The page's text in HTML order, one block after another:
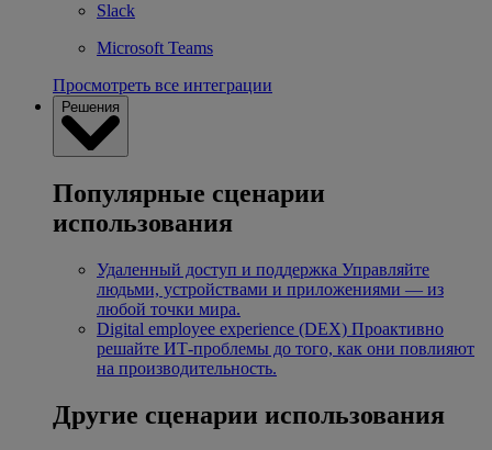
Slack
Microsoft Teams
Просмотреть все интеграции
Решения
Популярные сценарии
использования
Удаленный доступ и поддержка Управляйте
людьми, устройствами и приложениями — из
любой точки мира.
Digital employee experience (DEX) Проактивно
решайте ИТ-проблемы до того, как они повлияют
на производительность.
Другие сценарии использования